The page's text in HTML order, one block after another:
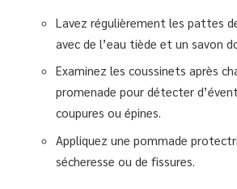
Lavez régulièrement les pattes
avec de l’eau tiède et un savon
Examinez les coussinets après
promenade pour détecter
coupures ou épines.
Appliquez une pommade
sécheresse ou de fissures.